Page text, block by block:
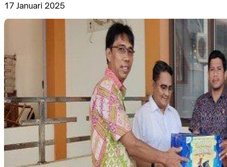
17 Januari 2025